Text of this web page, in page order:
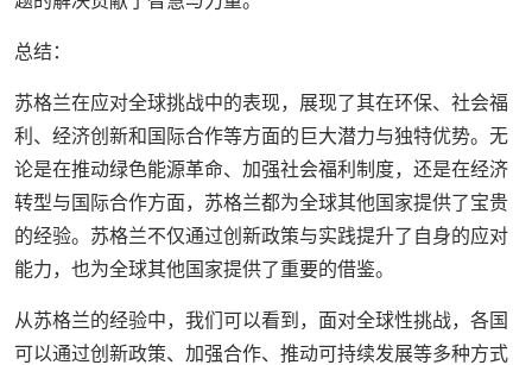
总结：
苏格兰在应对全球挑战中的表现，展现了其在环保、社会福
利、经济创新和国际合作等方面的巨大潜力与独特优势。无
论是在推动绿色能源革命、加强社会福利制度，还是在经济
转型与国际合作方面，苏格兰都为全球其他国家提供了宝贵
的经验。苏格兰不仅通过创新政策与实践提升了自身的应对
能力，也为全球其他国家提供了重要的借鉴。
从苏格兰的经验中，我们可以看到，面对全球性挑战，各国
可以通过创新政策、加强合作、推动可持续发展等多种方式